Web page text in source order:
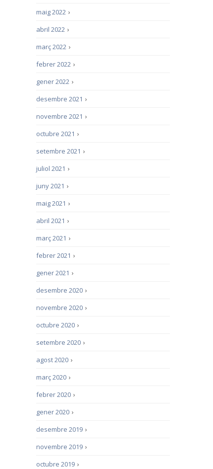
›
maig 2022
›
abril 2022
›
març 2022
›
febrer 2022
›
gener 2022
›
desembre 2021
›
novembre 2021
›
octubre 2021
›
setembre 2021
›
juliol 2021
›
juny 2021
›
maig 2021
›
abril 2021
›
març 2021
›
febrer 2021
›
gener 2021
›
desembre 2020
›
novembre 2020
›
octubre 2020
›
setembre 2020
›
agost 2020
›
març 2020
›
febrer 2020
›
gener 2020
›
desembre 2019
›
novembre 2019
›
octubre 2019